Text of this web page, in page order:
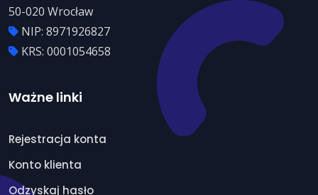
50-020 Wrocław
NIP: 8971926827
KRS: 0001054658
Ważne linki
Rejestracja konta
Konto klienta
Odzyskaj hasło